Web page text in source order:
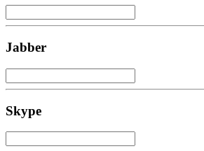
Jabber
Skype